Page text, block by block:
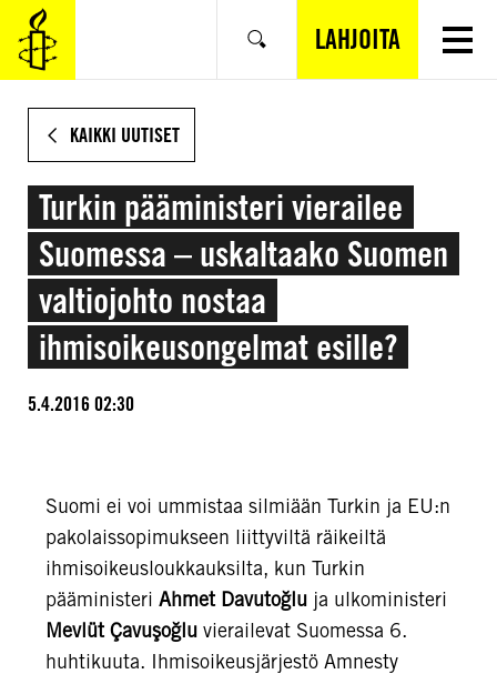
SIIRRY
VARSINAISEEN
SISÄLTÖÖN
Hae LAHJOITA
KAIKKI UUTISET
Turkin pääministeri vierailee
Suomessa – uskaltaako Suomen
valtiojohto nostaa
ihmisoikeusongelmat esille?
5.4.2016 02:30
Suomi ei voi ummistaa silmiään Turkin ja EU:n
pakolaissopimukseen liittyviltä räikeiltä
ihmisoikeusloukkauksilta, kun Turkin
pääministeri Ahmet Davutoğlu ja ulkoministeri
Mevlüt Çavuşoğlu vierailevat Suomessa 6.
huhtikuuta. Ihmisoikeusjärjestö Amnesty